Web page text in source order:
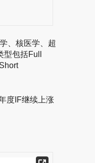
、核医学、超
包括Full
度IF继续上涨